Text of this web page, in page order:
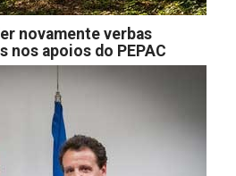
novamente verbas
nos apoios do PEPAC